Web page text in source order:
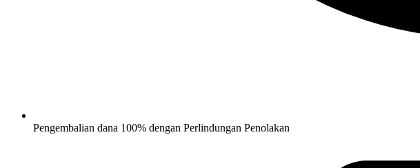
Pengembalian dana 100% dengan Perlindungan Penolakan